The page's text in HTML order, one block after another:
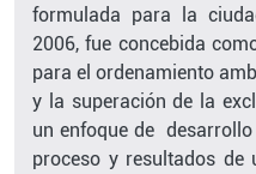
formulada para la
2006, fue concebida
para el ordenamiento
y la superación de la
un enfoque de desarrollo
proceso y resultados de